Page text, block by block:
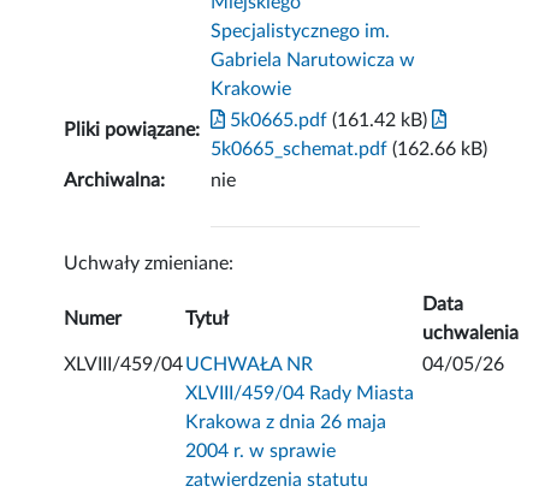
Specjalistycznego im.
Gabriela Narutowicza w
Krakowie
Pliki powiązane: 5k0665.pdf (161.42 kB)
5k0665_schemat.pdf (162.66 kB)
Archiwalna:
nie
Uchwały zmieniane:
Numer Tytuł
Data
uchwalenia
XLVIII/459/04UCHWAŁA NR
XLVIII/459/04 Rady Miasta
Krakowa z dnia 26 maja
2004 r. w sprawie
zatwierdzenia statutu
04/05/26